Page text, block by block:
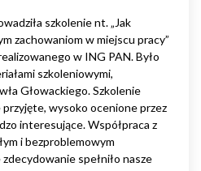
szkolenie nt. „Jak
zachowaniom w miejscu pracy”
w ING PAN. Było
szkoleniowymi,
Głowackiego. Szkolenie
wysoko ocenione przez
interesujące. Współpraca z
i bezproblemowym
spełniło nasze